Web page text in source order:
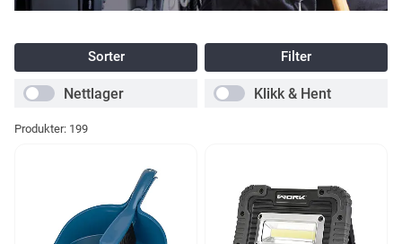
Nettlager Klikk & Hent
Produkter: 199
Filter
Sorter